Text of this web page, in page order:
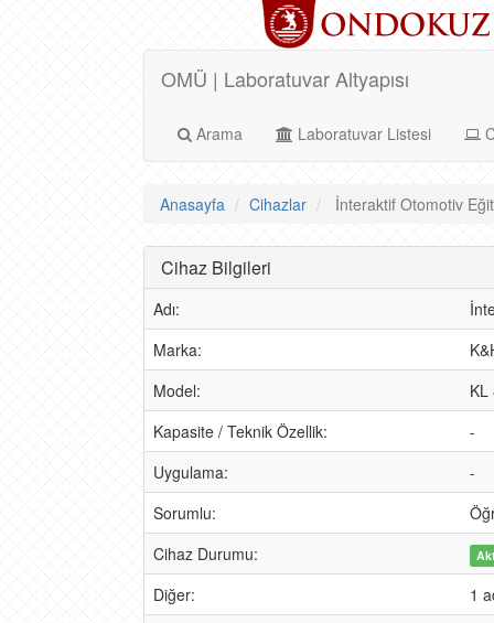
OMÜ | Laboratuvar Altyapısı
Arama Laboratuvar Listesi
Anasayfa Cihazlar İnteraktif Otomotiv
Cihaz Bilgileri
Adı:
Marka:
Model:
KL
Kapasite / Teknik Özellik:
-
Uygulama:
-
Sorumlu:
Cihaz Durumu:
Diğer:
1